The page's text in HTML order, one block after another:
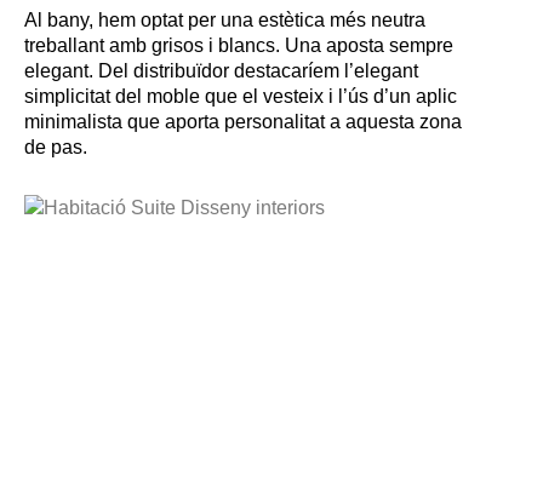
Al bany, hem optat per una estètica més neutra
treballant amb grisos i blancs. Una aposta sempre
elegant. Del distribuïdor destacaríem l’elegant
simplicitat del moble que el vesteix i l’ús d’un aplic
minimalista que aporta personalitat a aquesta zona
de pas.